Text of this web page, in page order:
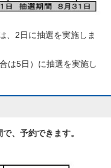
、2日に抽選を実施しま
は5日）に抽選を実施し
、予約できます。